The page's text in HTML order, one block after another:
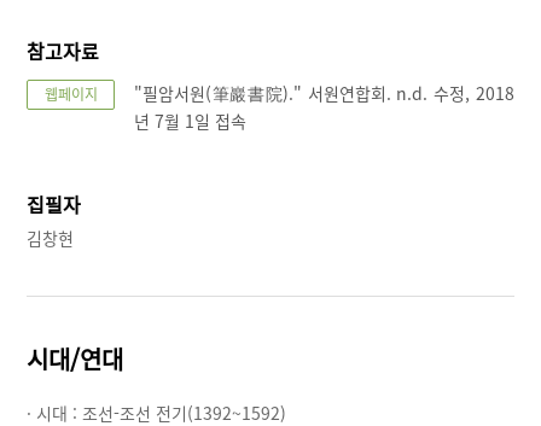
참고자료
웹페이지
"필암서원(筆巖書院)." 서원연합회. n.d. 수정, 2018
년 7월 1일 접속
집필자
김창현
시대/연대
· 시대 : 조선-조선 전기(1392~1592)